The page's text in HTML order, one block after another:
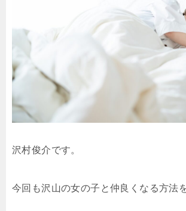
沢村俊介です。
今回も沢山の女の子と仲良くなる方法